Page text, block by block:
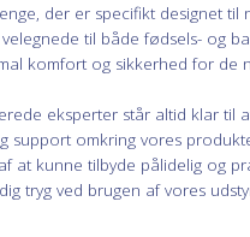
der er specifikt designet til
til både fødsels- og
komfort og sikkerhed for de
eksperter står altid klar til
support omkring vores
at kunne tilbyde pålidelig og
tryg ved brugen af vores